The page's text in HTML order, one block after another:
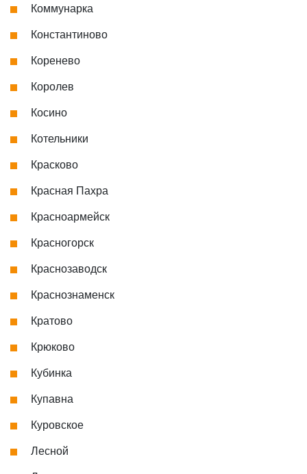
Коммунарка
Константиново
Коренево
Королев
Косино
Котельники
Красково
Красная Пахра
Красноармейск
Красногорск
Краснозаводск
Краснознаменск
Кратово
Крюково
Кубинка
Купавна
Куровское
Лесной